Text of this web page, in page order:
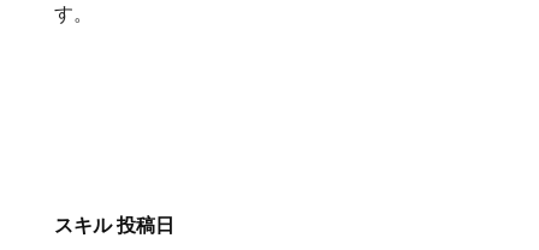
す。
スキル 投稿日